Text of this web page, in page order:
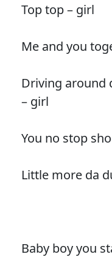
Top top – girl
Me and you
Driving around
– girl
You no stop
Little more da
Baby boy you